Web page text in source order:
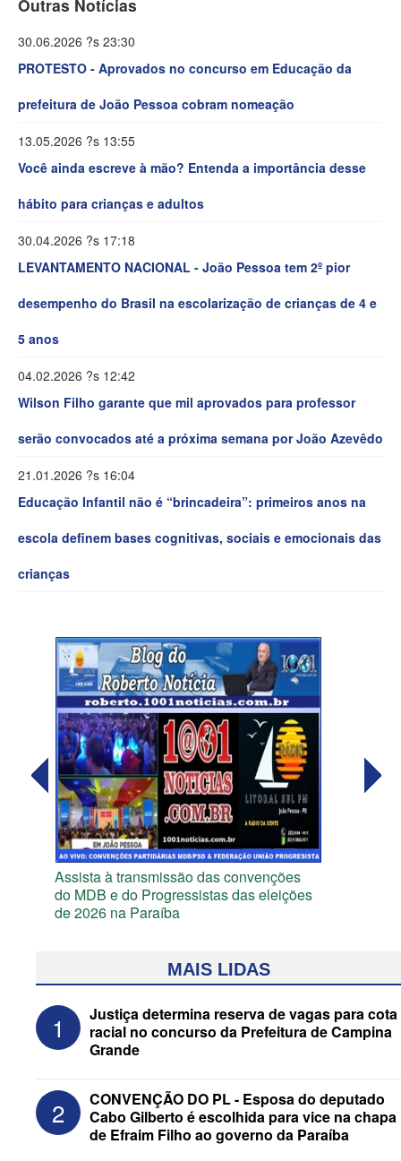
Outras Notícias
30.06.2026 ?s 23:30
PROTESTO - Aprovados no concurso em Educação da
prefeitura de João Pessoa cobram nomeação
13.05.2026 ?s 13:55
Você ainda escreve à mão? Entenda a importância desse
hábito para crianças e adultos
30.04.2026 ?s 17:18
LEVANTAMENTO NACIONAL - João Pessoa tem 2º pior
desempenho do Brasil na escolarização de crianças de 4 e
5 anos
04.02.2026 ?s 12:42
Wilson Filho garante que mil aprovados para professor
serão convocados até a próxima semana por João Azevêdo
21.01.2026 ?s 16:04
Educação Infantil não é “brincadeira”: primeiros anos na
escola definem bases cognitivas, sociais e emocionais das
crianças
Assista à transmissão das convenções
do MDB e do Progressistas das eleições
de 2026 na Paraíba
MAIS LIDAS
1
Justiça determina reserva de vagas para cota
racial no concurso da Prefeitura de Campina
Grande
2
CONVENÇÃO DO PL - Esposa do deputado
Cabo Gilberto é escolhida para vice na chapa
de Efraim Filho ao governo da Paraíba